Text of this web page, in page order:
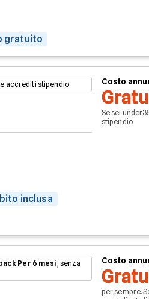
gratuito
accrediti stipendio
inclusa
Costo
Se sei
stipendio
Per 6 mesi, senza
Costo
per sempre.